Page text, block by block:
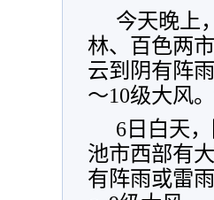
今天晚上
林、百色两
云到阴有阵
～10级大风
6日白天
池市西部有
有阵雨或雷